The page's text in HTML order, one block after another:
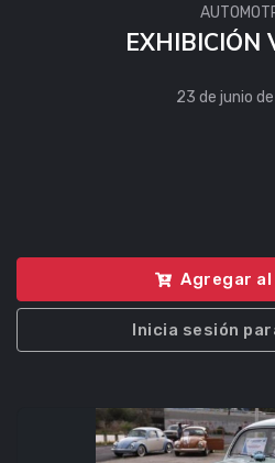
EXHIBICIÓN
23 de junio
Agregar
Inicia sesión